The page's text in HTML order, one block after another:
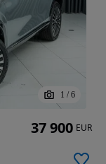
1 / 6
37 900 EUR